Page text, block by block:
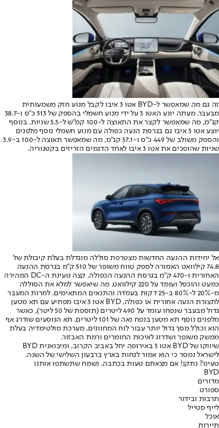
זה גם מה שמאפשר ל-BYD אטו 3 איבו לקבל מנוע חזק משמעותית
מבעבר. מעתה יונע האטו 3 על ידי מנוע חשמלי בהספק של 313 כ”ס ו-38.7
קג”מ, מה שמאפשר לקצר את התאוצה ל-100 קמ”ש ל-5.5 שניות. בנוסף
יוצע אטו 3 איבו גם בגרסת הנעה כפולה עם מנוע חשמלי נוסף מלפנים
והספק משולב של 449 כ”ס ו-57.1 קג”מ, מה שמאפשר תאוצה ל-100 ב-3.9
שניות שהופכים את אטו 3 איבו לאחד הדגמים הזריזים בקטגוריה.
אל יחידות ההנעה החדשות מצטרפת סוללה מוגדלת בעלת קיבולת של
74.8 קילוואט האמורה לספק טווח משופר של 510 ק”מ בגרסת ההנעה
האחורית ו-470 ק”מ בגרסת ההנעה הכפולה. קצה טעינת ה-DC המהירה
כמעט והוכפל ועומד על 220 קילוואט, מה שיאפשר למלא את הסוללה
מ-20% ל-80% ב-25 דקות בעמדה והתנאים המתאימים. למרות המעבר
לתצורת הנעה אחורית או כפולה, BYD אטו 3 איבו מפתיע עם תא מטען
גדול מבעבר שנפחו עומד על 490 ליטרים (תוספת של 50 ליטר), כאשר
מלפנים נוסף תא מטען בנפח נאה של 101 ליטרים. תא הנוסעים שודרג אף
הוא וכולל מסך גדול יותר עבור לוח המחוונים, מערכת מולטימדיה בעלת
ממשק משופר ושדרוג לאיכות החומרים ורמת האבזור.
שיווקו של BYD אטו 3 באירופה יחל באביב הקרוב, ומיבואנית BYD
לישראל נמסר כי הוא אמור לנחות בארץ ברבעון השלישי של השנה.
טעינו? נתקן! אם מצאתם טעות בכתבה, נשמח שתשתפו אותנו
BYD
מדורים
ספורט
תרבות ובידור
לייף סטייל
אוכל
תיירות